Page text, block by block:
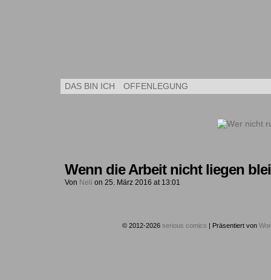
DAS BIN ICH OFFENLEGUNG
Wenn die Arbeit nicht liegen
Von Neli on 25. März 2016 at 13:01
© 2012-2026 serious comics | Präsentiert von